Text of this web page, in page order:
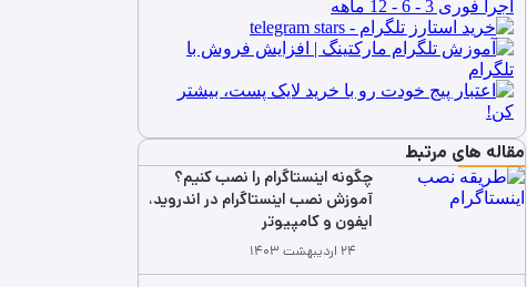
مقاله های مرتبط
چگونه اینستاگرام را نصب کنیم؟
آموزش نصب اینستاگرام در اندروید،
ایفون و کامپیوتر
۲۴ اردیبهشت ۱۴۰۳